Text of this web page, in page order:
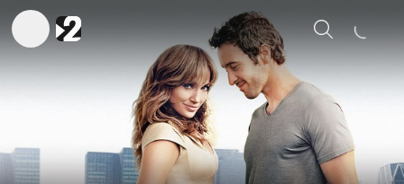
Sök